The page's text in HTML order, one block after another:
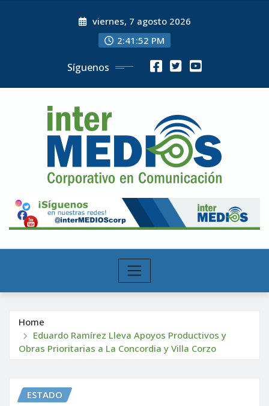
viernes, 7 agosto 2026
2:41:54 PM
Síguenos
Home
Eduardo Ramírez Lleva Apoyos Productivos y
Obras Prioritarias a La Concordia y Villa Corzo
ESTADO